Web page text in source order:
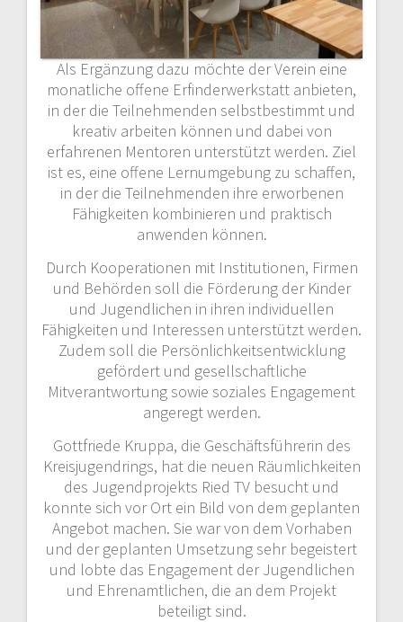
Als Ergänzung dazu möchte der Verein eine
monatliche offene Erfinderwerkstatt anbieten,
in der die Teilnehmenden selbstbestimmt und
kreativ arbeiten können und dabei von
erfahrenen Mentoren unterstützt werden. Ziel
ist es, eine offene Lernumgebung zu schaffen,
in der die Teilnehmenden ihre erworbenen
Fähigkeiten kombinieren und praktisch
anwenden können.
Durch Kooperationen mit Institutionen, Firmen
und Behörden soll die Förderung der Kinder
und Jugendlichen in ihren individuellen
Fähigkeiten und Interessen unterstützt werden.
Zudem soll die Persönlichkeitsentwicklung
gefördert und gesellschaftliche
Mitverantwortung sowie soziales Engagement
angeregt werden.
Gottfriede Kruppa, die Geschäftsführerin des
Kreisjugendrings, hat die neuen Räumlichkeiten
des Jugendprojekts Ried TV besucht und
konnte sich vor Ort ein Bild von dem geplanten
Angebot machen. Sie war von dem Vorhaben
und der geplanten Umsetzung sehr begeistert
und lobte das Engagement der Jugendlichen
und Ehrenamtlichen, die an dem Projekt
beteiligt sind.